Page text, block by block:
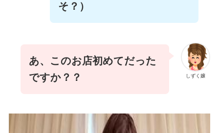
そ？）
しずく嬢
あ、このお店初めてだった
ですか？？